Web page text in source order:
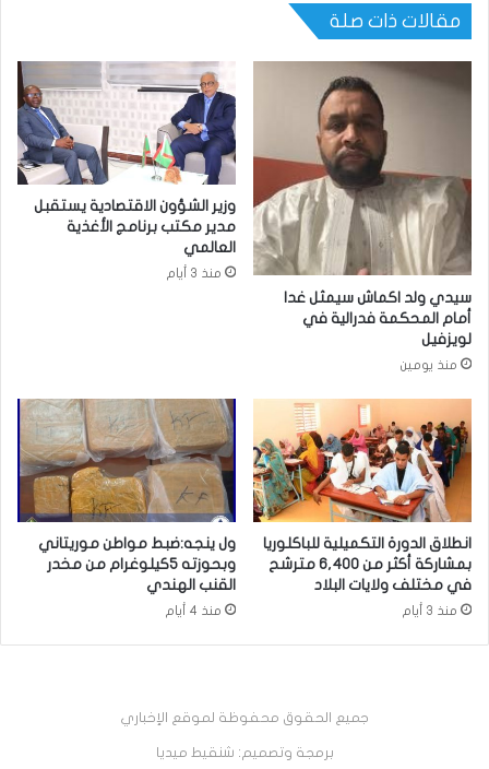
مقالات ذات صلة
سيدي ولد اكماش سيمثل غدا
أمام المحكمة فدرالية في
لويزفيل
منذ يومين
وزير الشؤون الاقتصادية يستقبل
مدير مكتب برنامج الأغذية
العالمي
منذ 3 أيام
انطلاق الدورة التكميلية للباكلوريا
بمشاركة أكثر من 6,400 مترشح
في مختلف ولايات البلاد
منذ 3 أيام
ول ينجه:ضبط مواطن موريتاني
وبحوزته 5كيلوغرام من مخدر
القنب الهندي
منذ 4 أيام
جميع الحقوق محفوظة لموقع الإخباري
برمجة وتصميم: شنقيط ميديا